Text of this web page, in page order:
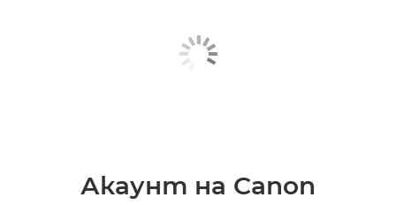
Акаунт на Canon